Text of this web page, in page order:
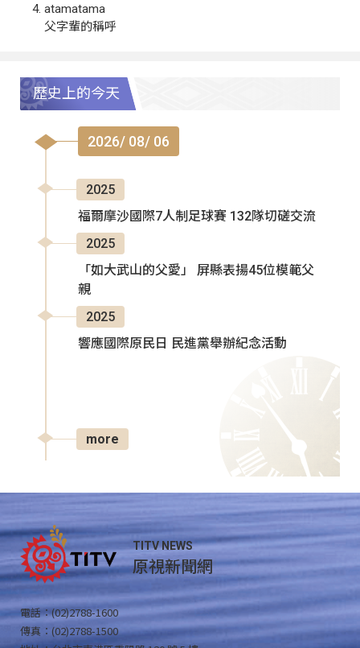
atamatama
父字輩的稱呼
歷史上的今天
2026/ 08/ 06
2025
福爾摩沙國際7人制足球賽 132隊切磋交流
2025
「如大武山的父愛」 屏縣表揚45位模範父
親
2025
響應國際原民日 民進黨舉辦紀念活動
more
TITV NEWS
原視新聞網
電話：(02)2788-1600
傳真：(02)2788-1500